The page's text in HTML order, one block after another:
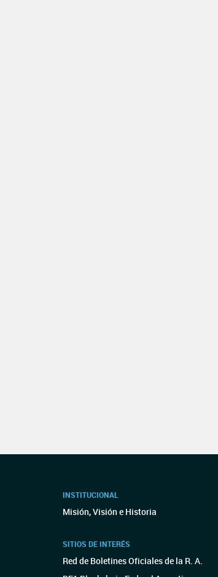
INSTITUCIONAL
Misión, Visión e Historia
SITIOS DE INTERÉS
Red de Boletines Oficiales de la R. A.